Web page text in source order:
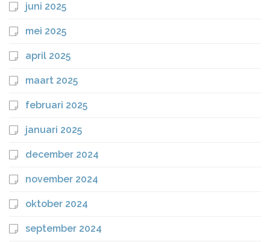
juni 2025
mei 2025
april 2025
maart 2025
februari 2025
januari 2025
december 2024
november 2024
oktober 2024
september 2024